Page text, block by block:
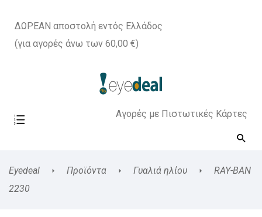
ΔΩΡΕΑΝ αποστολή εντός Ελλάδος
(για αγορές άνω των 60,00 €)
Αγορές με Πιστωτικές Κάρτες
Eyedeal Προϊόντα Γυαλιά ηλίου
RAY-BAN
2230